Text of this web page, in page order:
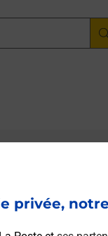
privée,
Poste
lundià 08h30